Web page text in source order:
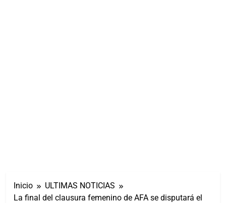
Inicio
ULTIMAS NOTICIAS
La final del clausura femenino de AFA se disputará el